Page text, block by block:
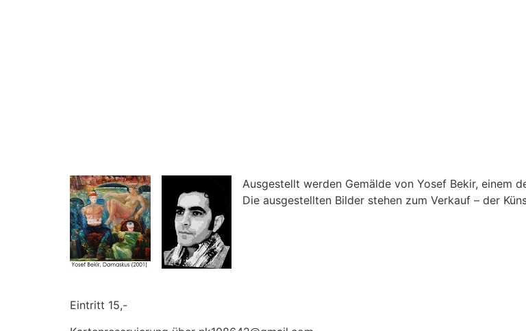
Ausgestellt werden Gemälde von Yosef Bekir, einem
Die ausgestellten Bilder stehen zum Verkauf – der
Eintritt 15,-